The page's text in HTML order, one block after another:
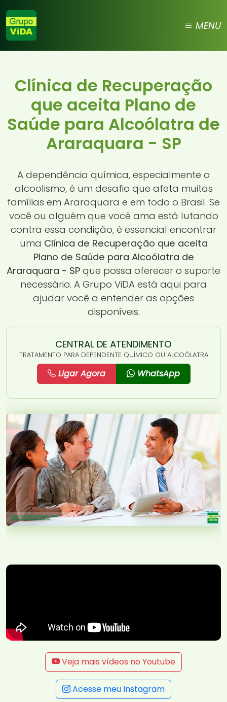
MENU
Clínica de Recuperação
que aceita Plano de
Saúde para Alcoólatra de
Araraquara - SP
A dependência química, especialmente o
alcoolismo, é um desafio que afeta muitas
famílias em Araraquara e em todo o Brasil. Se
você ou alguém que você ama está lutando
contra essa condição, é essencial encontrar
uma Clínica de Recuperação que aceita
Plano de Saúde para Alcoólatra de
Araraquara - SP que possa oferecer o suporte
necessário. A Grupo ViDA está aqui para
ajudar você a entender as opções
disponíveis.
CENTRAL DE ATENDIMENTO
TRATAMENTO PARA DEPENDENTE QUÍMICO OU ALCOÓLATRA
Ligar Agora WhatsApp
Veja mais vídeos no Youtube
Acesse meu Instagram